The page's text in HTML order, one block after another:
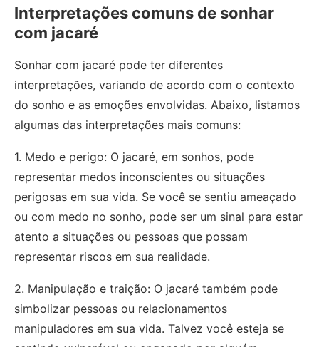
Interpretações comuns de sonhar
com jacaré
Sonhar com jacaré pode ter diferentes
interpretações, variando de acordo com o contexto
do sonho e as emoções envolvidas. Abaixo, listamos
algumas das interpretações mais comuns:
1. Medo e perigo: O jacaré, em sonhos, pode
representar medos inconscientes ou situações
perigosas em sua vida. Se você se sentiu ameaçado
ou com medo no sonho, pode ser um sinal para estar
atento a situações ou pessoas que possam
representar riscos em sua realidade.
2. Manipulação e traição: O jacaré também pode
simbolizar pessoas ou relacionamentos
manipuladores em sua vida. Talvez você esteja se